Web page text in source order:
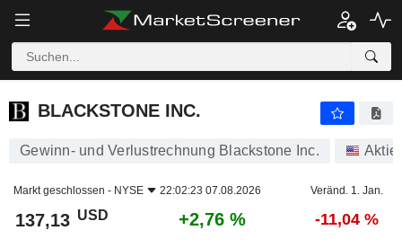
BLACKSTONE INC.
BLACKSTONE INC.
Gewinn- und Verlustrechnung Blackstone Inc.
Markt geschlossen - NYSE 22:02:23 07.08.2026 Veränd. 1. Jan.
137,13 USD +2,76 % -11,04 %